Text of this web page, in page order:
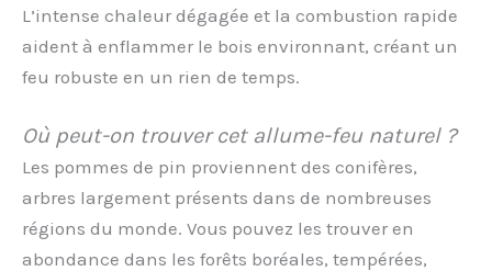
L’intense chaleur dégagée et la combustion rapide
aident à enflammer le bois environnant, créant un
feu robuste en un rien de temps.
Où peut-on trouver cet allume-feu naturel ?
Les pommes de pin proviennent des conifères,
arbres largement présents dans de nombreuses
régions du monde. Vous pouvez les trouver en
abondance dans les forêts boréales, tempérées,